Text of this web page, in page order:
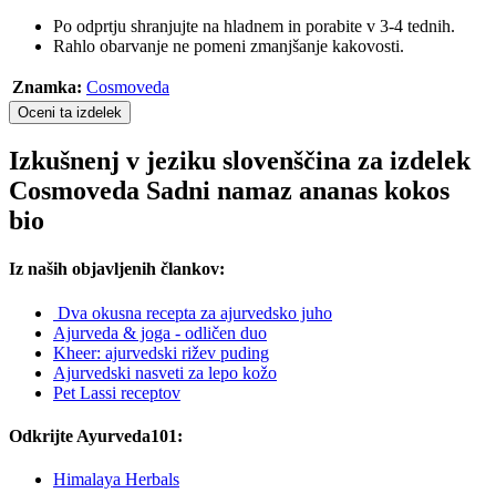
Po odprtju shranjujte na hladnem in porabite v 3-4 tednih.
Rahlo obarvanje ne pomeni zmanjšanje kakovosti.
Znamka: Cosmoveda
Oceni ta izdelek
Izkušnenj v jeziku slovenščina za izdelek
Cosmoveda Sadni namaz ananas kokos
bio
Iz naših objavljenih člankov:
Dva okusna recepta za ajurvedsko juho
Ajurveda & joga - odličen duo
Kheer: ajurvedski rižev puding
Ajurvedski nasveti za lepo kožo
Pet Lassi receptov
Odkrijte Ayurveda101:
Himalaya Herbals